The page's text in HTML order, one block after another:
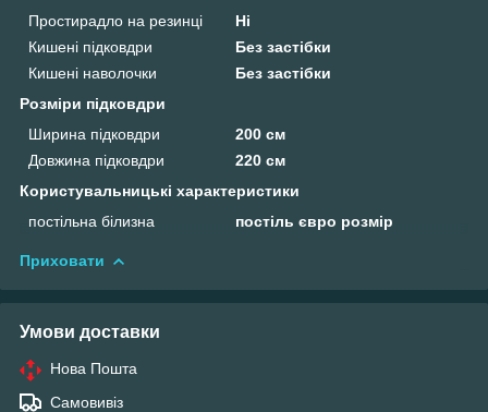
Простирадло на резинці
Ні
Кишені підковдри
Без застібки
Кишені наволочки
Без застібки
Розміри підковдри
Ширина підковдри
200 см
Довжина підковдри
220 см
Користувальницькі характеристики
постільна білизна
постіль євро розмір
Приховати
Умови доставки
Нова Пошта
Самовивіз